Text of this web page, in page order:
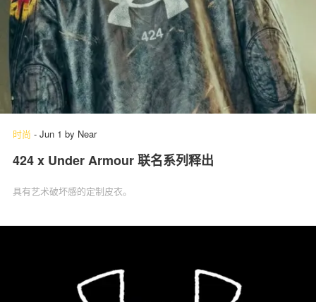
时尚 - Jun 1 by Near
424 x Under Armour 联名系列释出
具有艺术破坏感的定制皮衣。